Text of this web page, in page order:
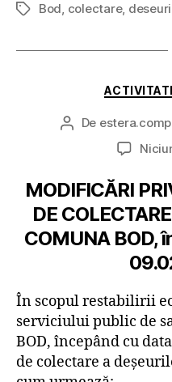
Etichete
Bod colectare,
Autor
De
MODIFICĂRI
DE
COMUNA BOD,
În scopul restabilirii
serviciului public de
BOD, începând cu
de colectare a